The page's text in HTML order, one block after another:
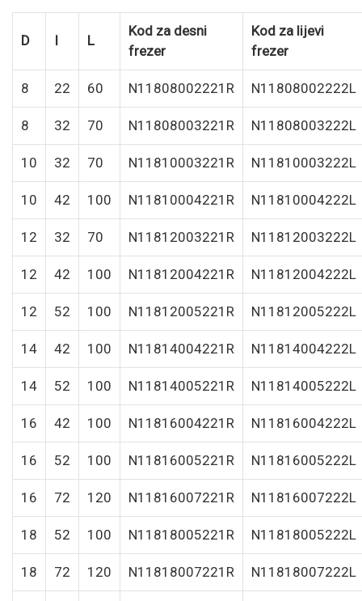
D I L
Kod za desni
frezer
Kod za lijevi
frezer
8 22 60 N11808002221R N11808002222L
8 32 70 N11808003221R N11808003222L
10 32 70 N11810003221R N11810003222L
10 42 100 N11810004221R N11810004222L
12 32 70 N11812003221R N11812003222L
12 42 100 N11812004221R N11812004222L
12 52 100 N11812005221R N11812005222L
14 42 100 N11814004221R N11814004222L
14 52 100 N11814005221R N11814005222L
16 42 100 N11816004221R N11816004222L
16 52 100 N11816005221R N11816005222L
16 72 120 N11816007221R N11816007222L
18 52 100 N11818005221R N11818005222L
18 72 120 N11818007221R N11818007222L